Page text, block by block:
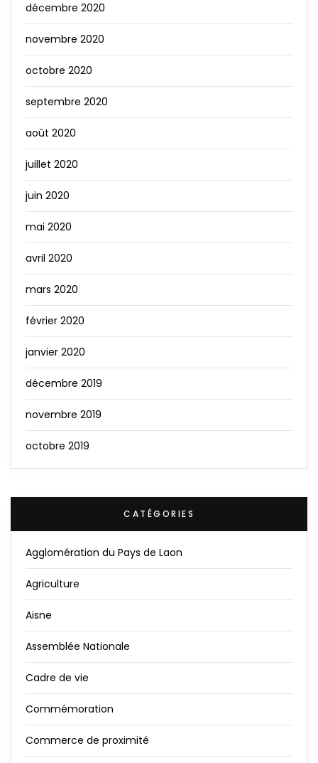
décembre 2020
novembre 2020
octobre 2020
septembre 2020
août 2020
juillet 2020
juin 2020
mai 2020
avril 2020
mars 2020
février 2020
janvier 2020
décembre 2019
novembre 2019
octobre 2019
CATÉGORIES
Agglomération du Pays de Laon
Agriculture
Aisne
Assemblée Nationale
Cadre de vie
Commémoration
Commerce de proximité